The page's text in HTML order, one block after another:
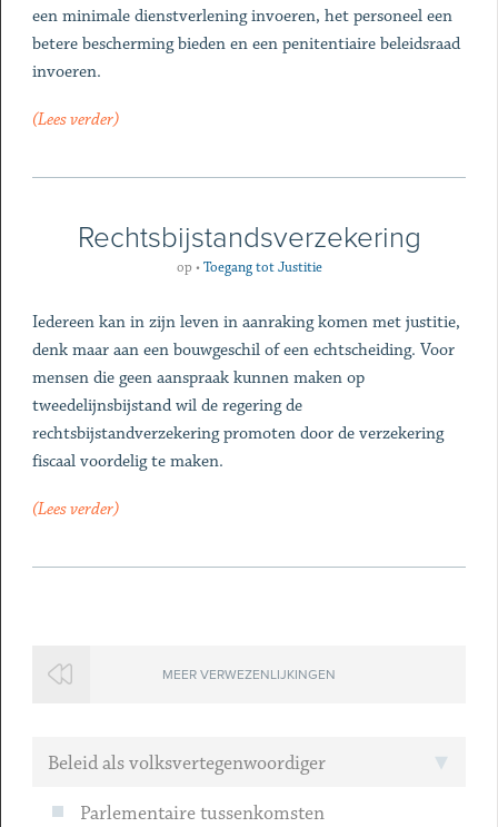
een minimale dienstverlening invoeren, het personeel een
betere bescherming bieden en een penitentiaire beleidsraad
invoeren.
(Lees verder)
Rechtsbijstandsverzekering
op •Toegang tot Justitie
Iedereen kan in zijn leven in aanraking komen met justitie,
denk maar aan een bouwgeschil of een echtscheiding. Voor
mensen die geen aanspraak kunnen maken op
tweedelijnsbijstand wil de regering de
rechtsbijstandverzekering promoten door de verzekering
fiscaal voordelig te maken.
(Lees verder)
MEER VERWEZENLIJKINGEN
Beleid als volksvertegenwoordiger
Parlementaire tussenkomsten